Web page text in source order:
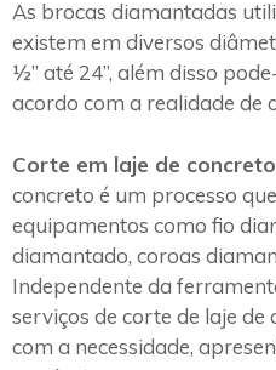
As brocas diamantadas
existem em diversos
½” até 24”, além disso
acordo com a realidade de
Corte em laje de
concreto é um processo
equipamentos como fio
diamantado, coroas
Independente da
serviços de corte de laje de
com a necessidade,